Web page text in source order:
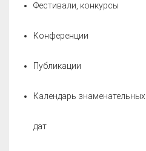
Фестивали, конкурсы
Конференции
Публикации
Календарь знаменательных
дат